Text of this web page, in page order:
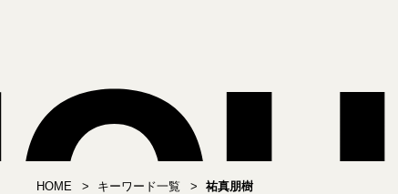
HOME キーワード一覧 祐真朋樹